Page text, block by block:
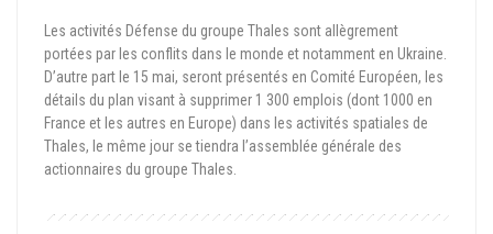
Les activités Défense du groupe Thales sont allègrement
portées par les conflits dans le monde et notamment en Ukraine.
D’autre part le 15 mai, seront présentés en Comité Européen, les
détails du plan visant à supprimer 1 300 emplois (dont 1000 en
France et les autres en Europe) dans les activités spatiales de
Thales, le même jour se tiendra l’assemblée générale des
actionnaires du groupe Thales.